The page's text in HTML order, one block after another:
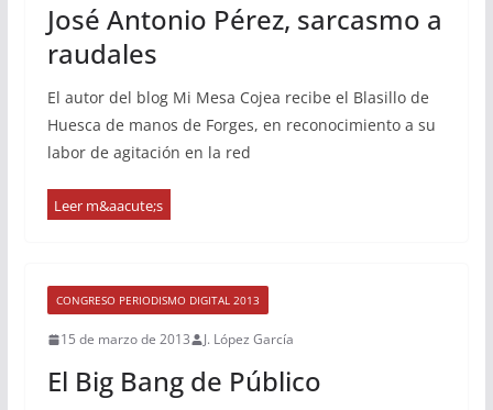
José Antonio Pérez, sarcasmo a
raudales
El autor del blog Mi Mesa Cojea recibe el Blasillo de
Huesca de manos de Forges, en reconocimiento a su
labor de agitación en la red
CONGRESO PERIODISMO DIGITAL 2013
15 de marzo de 2013 J. López García
El Big Bang de Público